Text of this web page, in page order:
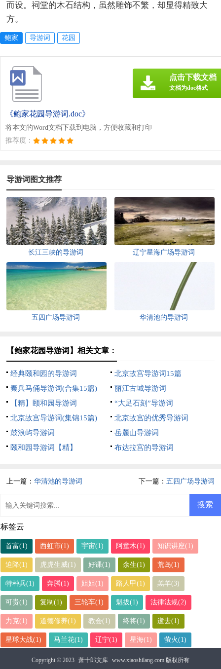
而设。祠堂的木石结构，虽然雕饰不繁，却显得精致大
方。
鲍家 导游词 花园
《鲍家花园导游词.doc》
将本文的Word文档下载到电脑，方便收藏和打印
推荐度：
点击下载文档
文档为doc格式
导游词图文推荐
长江三峡的导游词 辽宁星海广场导游词
五四广场导游词 华清池的导游词
【鲍家花园导游词】相关文章：
经典颐和园的导游词
北京故宫导游词15篇
秦兵马俑导游词(合集15篇)
丽江古城导游词
【精】颐和园导游词
“大足石刻”导游词
北京故宫导游词(集锦15篇)
北京故宫的优秀导游词
鼓浪屿导游词
岳麓山导游词
颐和园导游词【精】
布达拉宫的导游词
上一篇：华清池的导游词 下一篇： 五四广场导游词
标签云
首富(1) 西虹市(1) 宇宙(1) 阿童木(1) 知识讲座(1)
迫降(1) 虎虎生威(1) 好课(1) 余生(1) 荒岛(1)
特种兵(1) 奔腾(1) 姐姐(1) 路人甲(1) 羔羊(3)
可贵(1) 复制(1) 三轮车(1) 魁拔(1) 法律法规(2)
力克(1) 道德修养(1) 教会(1) 终将(1) 逝去(1)
星球大战(1) 马兰花(1) 辽宁(1) 星海(1) 萤火(1)
Copyright © 2023 萧十郎文库 www.xiaoshilang.com 版权所有